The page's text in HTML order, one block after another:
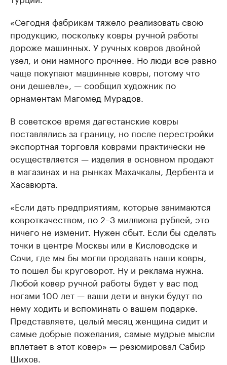
«Сегодня фабрикам тяжело реализовать свою
продукцию, поскольку ковры ручной работы
дороже машинных. У ручных ковров двойной
узел, и они намного прочнее. Но люди все равно
чаще покупают машинные ковры, потому что
они дешевле», — сообщил художник по
орнаментам Магомед Мурадов.
В советское время дагестанские ковры
поставлялись за границу, но после перестройки
экспортная торговля коврами практически не
осуществляется — изделия в основном продают
в магазинах и на рынках Махачкалы, Дербента и
Хасавюрта.
«Если дать предприятиям, которые занимаются
ковроткачеством, по 2–3 миллиона рублей, это
ничего не изменит. Нужен сбыт. Если бы сделать
точки в центре Москвы или в Кисловодске и
Сочи, где мы бы могли продавать наши ковры,
то пошел бы круговорот. Ну и реклама нужна.
Любой ковер ручной работы будет у вас под
ногами 100 лет — ваши дети и внуки будут по
нему ходить и вспоминать о вашем подарке.
Представляете, целый месяц женщина сидит и
самые добрые пожелания, самые мудрые мысли
вплетает в этот ковер» — резюмировал Сабир
Шихов.